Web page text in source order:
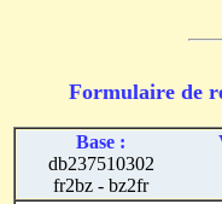
Formulaire de
Base :
db237510302
fr2bz - bz2fr